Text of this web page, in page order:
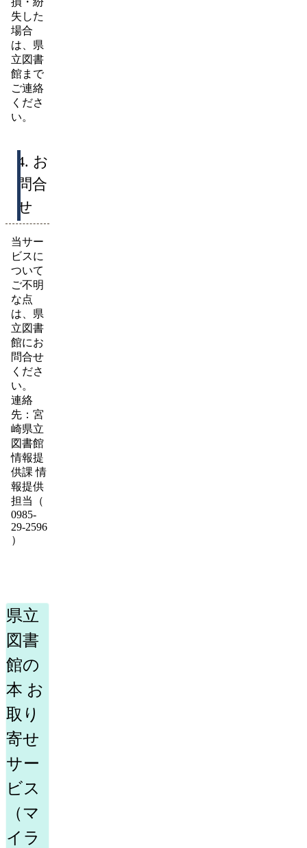
失した
場合
は、県
立図書
館まで
ご連絡
くださ
い。
4. お
問合
せ
当サー
ビスに
ついて
ご不明
な点
は、県
立図書
館にお
問合せ
くださ
い。
連絡
先：宮
崎県立
図書館
情報提
供課 情
報提供
担当（
0985-
29-2596
）
県立
図書
館の
本 お
取り
寄せ
サー
ビス
（マ
イラ